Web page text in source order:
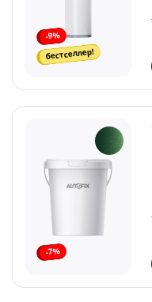
-9%
бестселлер!
-7%